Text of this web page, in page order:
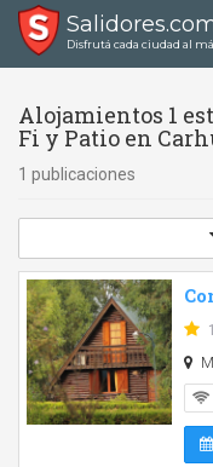
Disfrutá cada ciudad al
Alojamientos 1
Fi y Patio en
1 publicaciones